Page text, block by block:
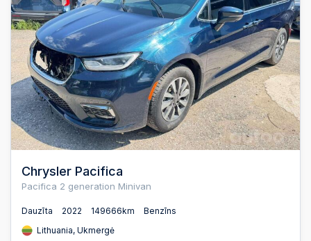
Chrysler Pacifica
Pacifica 2 generation Minivan
Dauzīta 2022 149666km
Benzīns
Lithuania, Ukmergė